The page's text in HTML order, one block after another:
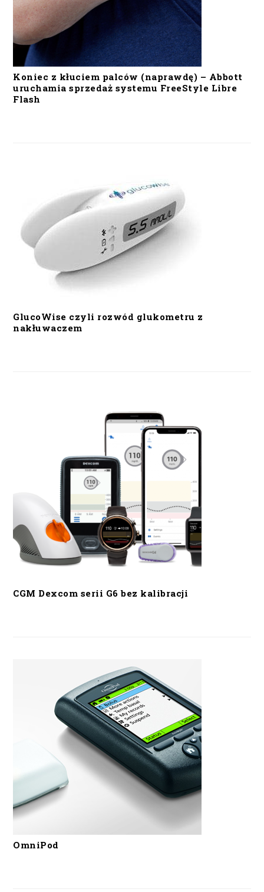
Koniec z kłuciem palców (naprawdę) – Abbott
uruchamia sprzedaż systemu FreeStyle Libre
Flash
GlucoWise czyli rozwód glukometru z
nakłuwaczem
CGM Dexcom serii G6 bez kalibracji
OmniPod